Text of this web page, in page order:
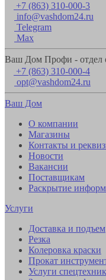
+7 (863) 310-000-3
info@vashdom24.ru
Telegram
Max
Ваш Дом Профи - отдел
+7 (863) 310-000-4
opt@vashdom24.ru
Ваш Дом
О компании
Магазины
Контакты и
Новости
Вакансии
Поставщикам
Раскрытие
Услуги
Доставка и подъем
Резка
Колеровка краски
Прокат
Услуги